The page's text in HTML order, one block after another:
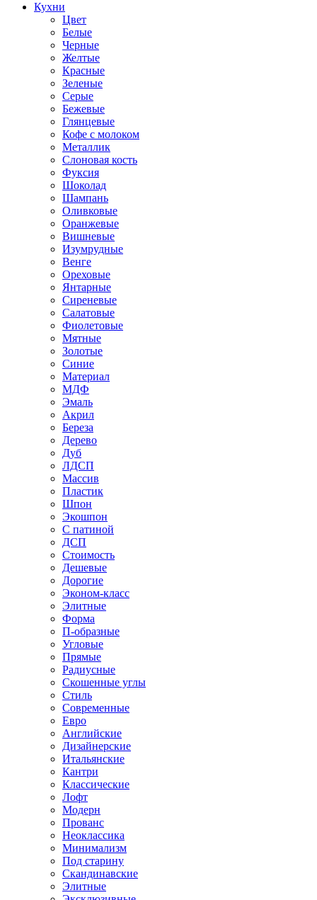
Кухни
Цвет
Белые
Черные
Желтые
Красные
Зеленые
Серые
Бежевые
Глянцевые
Кофе с молоком
Металлик
Слоновая кость
Фуксия
Шоколад
Шампань
Оливковые
Оранжевые
Вишневые
Изумрудные
Венге
Ореховые
Янтарные
Сиреневые
Салатовые
Фиолетовые
Мятные
Золотые
Синие
Материал
МДФ
Эмаль
Акрил
Береза
Дерево
Дуб
ЛДСП
Массив
Пластик
Шпон
Экошпон
С патиной
ДСП
Стоимость
Дешевые
Дорогие
Эконом-класс
Элитные
Форма
П-образные
Угловые
Прямые
Радиусные
Скошенные углы
Стиль
Современные
Евро
Английские
Дизайнерские
Итальянские
Кантри
Классические
Лофт
Модерн
Прованс
Неоклассика
Минимализм
Под старину
Скандинавские
Элитные